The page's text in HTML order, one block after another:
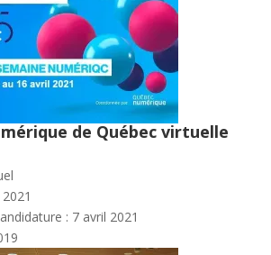
de Québec virtuelle
: 7 avril 2021